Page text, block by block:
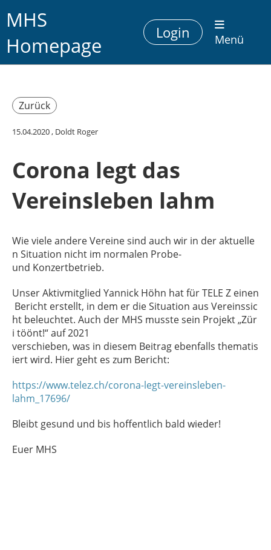
MHS
Homepage
Login Menü
Zurück
15.04.2020, Doldt Roger
Corona legt das
Vereinsleben lahm
Wie viele andere Vereine sind auch wir in der aktuelle
n Situation nicht im normalen Probe-
und Konzertbetrieb.
Unser Aktivmitglied Yannick Höhn hat für TELE Z einen
Bericht erstellt, in dem er die Situation aus Vereinssic
ht beleuchtet. Auch der MHS musste sein Projekt „Zür
i töönt!“ auf 2021
verschieben, was in diesem Beitrag ebenfalls thematis
iert wird. Hier geht es zum Bericht:
https://www.telez.ch/corona-legt-vereinsleben-
lahm_17696/
Bleibt gesund und bis hoffentlich bald wieder!
Euer MHS